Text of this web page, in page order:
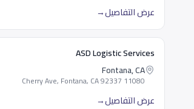
عرض التفاصيل→
ASD Logistic Services
Fontana, CA
11080 Cherry Ave, Fontana, CA 92337
عرض التفاصيل→